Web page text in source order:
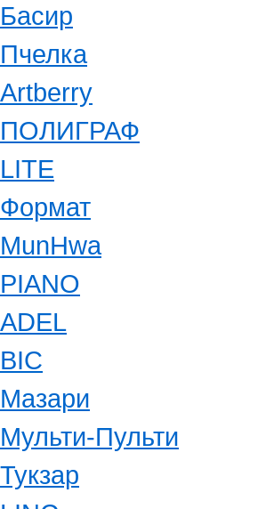
Басир
Пчелка
Artberry
ПОЛИГРАФ
LITE
Формат
MunHwa
PIANO
ADEL
BIC
Мазари
Мульти-Пульти
Тукзар